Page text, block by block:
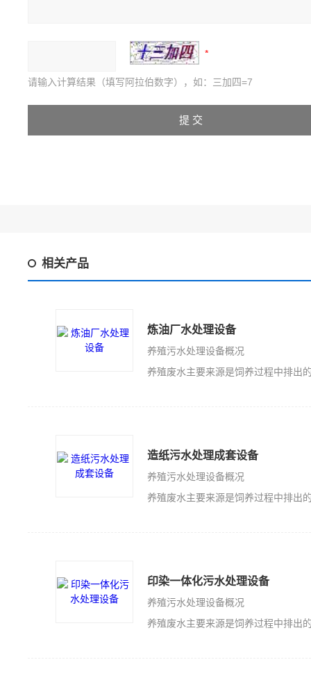
请输入计算结果（填写阿拉伯数字），如：三加四=7
相关产品
炼油厂水处理设备
养殖污水处理设备概况
养殖废水主要来源是饲养过程中排出的一系列废水，废水的主要特点是：悬
造纸污水处理成套设备
养殖污水处理设备概况
养殖废水主要来源是饲养过程中排出的一系列废水，废水的主要特点是：悬
印染一体化污水处理设备
养殖污水处理设备概况
养殖废水主要来源是饲养过程中排出的一系列废水，废水的主要特点是：悬